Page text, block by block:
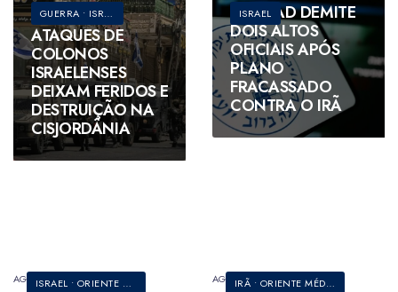
GUERRA • ISRAEL •PALESTINA
AGOSTO 7, 2026
ATAQUES DE
COLONOS
ISRAELENSES
DEIXAM FERIDOS E
DESTRUIÇÃO NA
CISJORDÂNIA
ISRAEL
MOSSAD DEMITE
DOIS ALTOS
OFICIAIS APÓS
PLANO
FRACASSADO
CONTRA O IRÃ
AGOSTO 7, 2026
PROTESTO
CONTRA PROJETO
DE MILEI TERMINA
EM REPRESSÃO
POLICIAL EM
BUENOS AIRES
AGOSTO 7, 2026
PRISÃO DE EX-
EMBAIXADOR
PALESTINO NO
LÍBANO AMPLIA
TENSÕES
INTERNAS NO
AGOSTO 7, 2026
PALESTINOS
DESAFIAM
RESTRIÇÕES
ISRAELENSES E
REZAM NA
MESQUITA DE AL-
AGOSTO 7, 2026
LIGA ÁRABE
CONDENA
ATAQUES
ISRAELENSES E
ALERTA PARA
RISCO DE
ISRAEL • ORIENTE MÉDIO PALESTINA
AGOSTO 7, 2026 IRÃ • ORIENTE MÉDIO
AGOSTO 6, 2026